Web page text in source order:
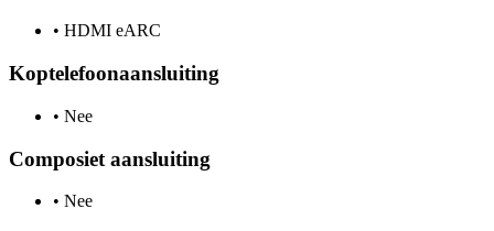
• HDMI eARC
Koptelefoonaansluiting
• Nee
Composiet aansluiting
• Nee